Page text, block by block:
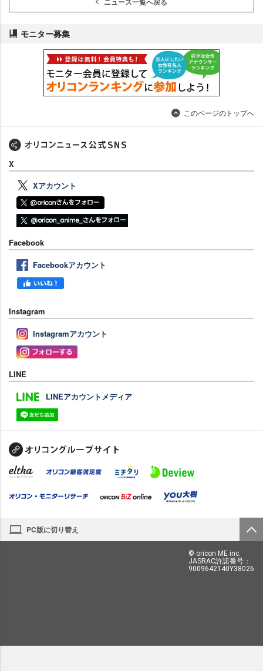
モニター募集
このページのトップへ
X
Xアカウント
Facebook
Facebookアカウント
Instagram
Instagramアカウント
LINE
LINEアカウントメディア
PC版に切り替え
© oricon ME inc.
JASRAC許諾番号：
9009642140Y38026